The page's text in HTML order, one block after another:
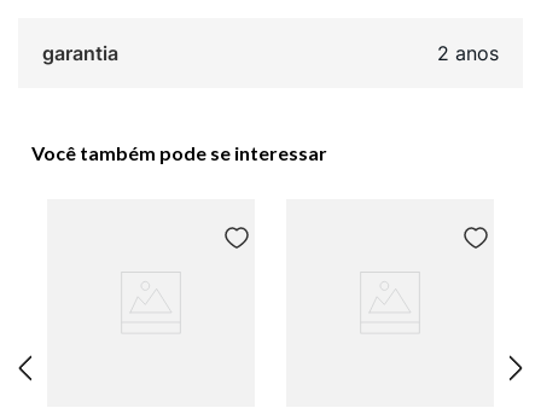
garantia 2 anos
Você também pode se interessar